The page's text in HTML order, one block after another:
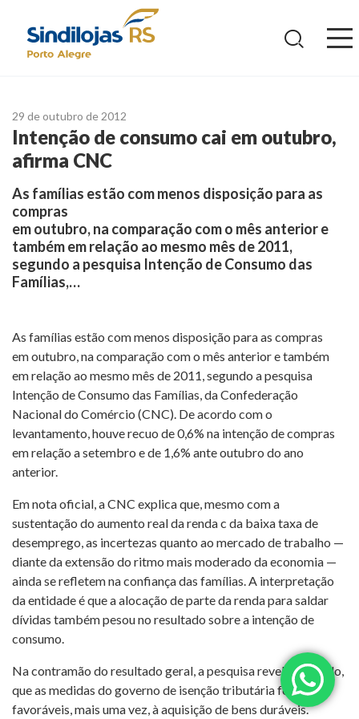
29 de outubro de 2012
Intenção de consumo cai em outubro,
afirma CNC
As famílias estão com menos disposição para as
compras
em outubro, na comparação com o mês anterior e
também em relação ao mesmo mês de 2011,
segundo a pesquisa Intenção de Consumo das
Famílias,…
As famílias estão com menos disposição para as compras
em outubro, na comparação com o mês anterior e também
em relação ao mesmo mês de 2011, segundo a pesquisa
Intenção de Consumo das Famílias, da Confederação
Nacional do Comércio (CNC). De acordo com o
levantamento, houve recuo de 0,6% na intenção de compras
em relação a setembro e de 1,6% ante outubro do ano
anterior.
Em nota oficial, a CNC explica que, mesmo com a
sustentação do aumento real da renda c da baixa taxa de
desemprego, as incertezas quanto ao mercado de trabalho —
diante da extensão do ritmo mais moderado da economia —
ainda se refletem na confiança das famílias. A interpretação
da entidade é que a alocação de parte da renda para saldar
dívidas também pesou no resultado sobre a intenção de
consumo.
Na contramão do resultado geral, a pesquisa revela, contudo,
que as medidas do governo de isenção tributária foram
favoráveis, mais uma vez, à aquisição de bens duráveis.